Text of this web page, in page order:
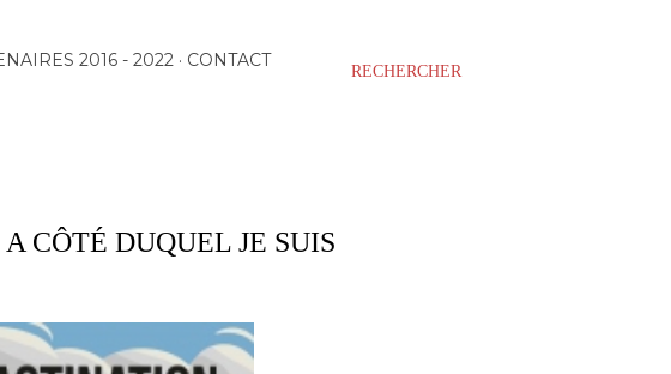
RECHERCHER
2016 - 2022 CONTACT
CÔTÉ DUQUEL JE SUIS